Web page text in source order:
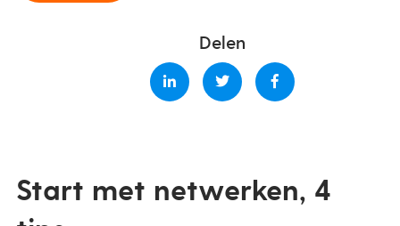
Delen
Start met netwerken, 4